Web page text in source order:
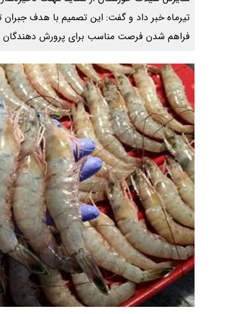
تیرماه خبر داد و گفت: این تصمیم با هدف جبران
فراهم شدن فرصت مناسب برای پرورش